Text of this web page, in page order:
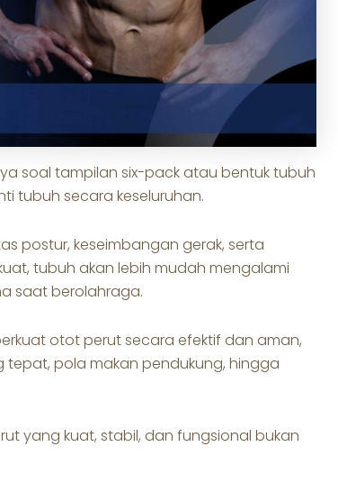
soal tampilan six-pack atau bentuk tubuh
tubuh secara keseluruhan.
postur, keseimbangan gerak, serta
tubuh akan lebih mudah mengalami
saat berolahraga.
otot perut secara efektif dan aman,
tepat, pola makan pendukung, hingga
yang kuat, stabil, dan fungsional bukan